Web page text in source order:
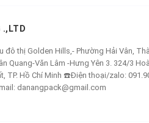
.,LTD
đô thị Golden Hills,- Phường Hải Vân,
Quang-Văn Lâm -Hưng Yên 3. 324/3
TP. Hồ Chí Minh ☎️Điện thoại/zalo:
danangpack@gmail.com